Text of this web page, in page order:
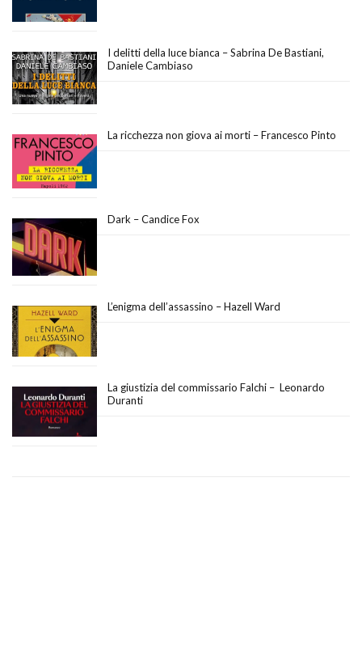
I delitti della luce bianca – Sabrina De Bastiani,
Daniele Cambiaso
La ricchezza non giova ai morti – Francesco Pinto
Dark – Candice Fox
L’enigma dell’assassino – Hazell Ward
La giustizia del commissario Falchi – Leonardo
Duranti